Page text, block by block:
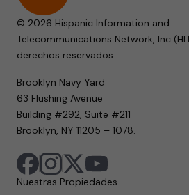
© 2026 Hispanic Information and
Telecommunications Network, Inc
derechos reservados.
Brooklyn Navy Yard
63 Flushing Avenue
Building #292, Suite #211
Brooklyn, NY 11205 – 1078.
Nuestras Propiedades